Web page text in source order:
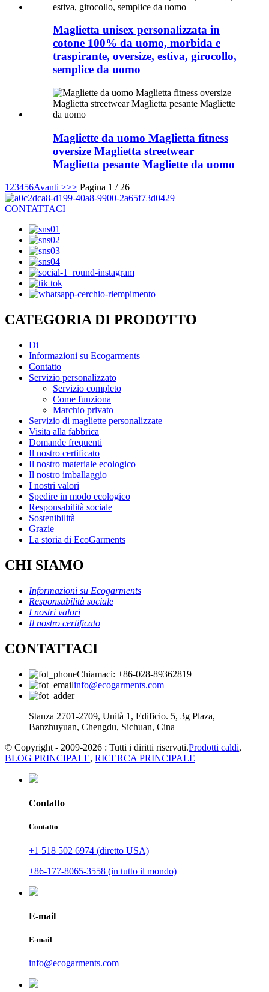
Maglietta unisex personalizzata in
cotone 100% da uomo, morbida e
traspirante, oversize, estiva, girocollo,
semplice da uomo
Magliette da uomo Maglietta fitness
oversize Maglietta streetwear
Maglietta pesante Magliette da uomo
123456Avanti >>> Pagina 1 / 26
CONTATTACI
CATEGORIA DI PRODOTTO
Di
Informazioni su Ecogarments
Contatto
Servizio personalizzato
Servizio completo
Come funziona
Marchio privato
Servizio di magliette personalizzate
Visita alla fabbrica
Domande frequenti
Il nostro certificato
Il nostro materiale ecologico
Il nostro imballaggio
I nostri valori
Spedire in modo ecologico
Responsabilità sociale
Sostenibilità
Grazie
La storia di EcoGarments
CHI SIAMO
Informazioni su Ecogarments
Responsabilità sociale
I nostri valori
Il nostro certificato
CONTATTACI
Chiamaci: +86-028-89362819
info@ecogarments.com
Stanza 2701-2709, Unità 1, Edificio. 5, 3g Plaza,
Banzhuyuan, Chengdu, Sichuan, Cina
© Copyright - 2009-2026 : Tutti i diritti riservati.Prodotti caldi,
BLOG PRINCIPALE, RICERCA PRINCIPALE
Contatto
Contatto
+1 518 502 6974 (diretto USA)
+86-177-8065-3558 (in tutto il mondo)
E-mail
E-mail
info@ecogarments.com